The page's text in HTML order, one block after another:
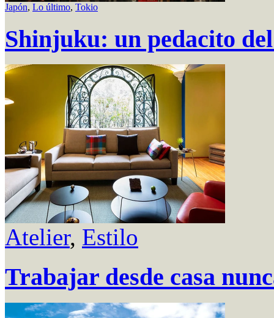
Japón, Lo último, Tokio
Shinjuku: un pedacito
Atelier, Estilo
Trabajar desde casa